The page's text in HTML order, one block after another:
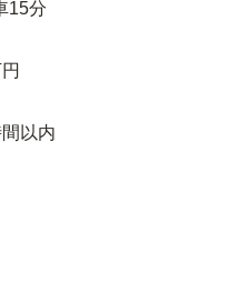
15分
以内